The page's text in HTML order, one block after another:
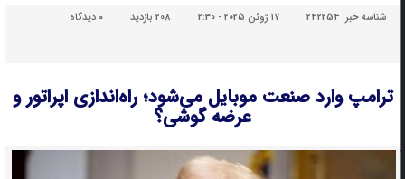
شناسه خبر:242254 17 ژوئن 2025 - 2:30 208 بازدید دیدگاه
ترامپ وارد صنعت موبایل می‌شود؛ راه‌اندازی اپراتور و
عرضه گوشی؟